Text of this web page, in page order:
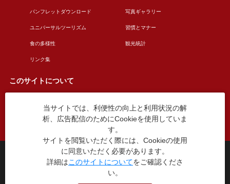
パンフレットダウンロード 写真ギャラリー
ユニバーサルツーリズム 習慣とマナー
食の多様性 観光統計
リンク集
このサイトについて
このサイトについて 広告掲載について
お問い合わせ
台東区役所観光課
〒110-8615 東京都台東区東上野4丁目5番6号
TEL：03-5246-1151
当サイトでは、利便性の向上と利用状況の解
析、広告配信のためにCookieを使用していま
す。
サイトを閲覧いただく際には、Cookieの使用
に同意いただく必要があります。
詳細はこのサイトについてをご確認くださ
い。